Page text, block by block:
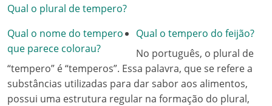
Qual o plural de tempero?
Qual o nome do tempero
que parece colorau?
Qual o tempero do feijão?
No português, o plural de
“tempero” é “temperos”. Essa palavra, que se refere a
substâncias utilizadas para dar sabor aos alimentos,
possui uma estrutura regular na formação do plural,